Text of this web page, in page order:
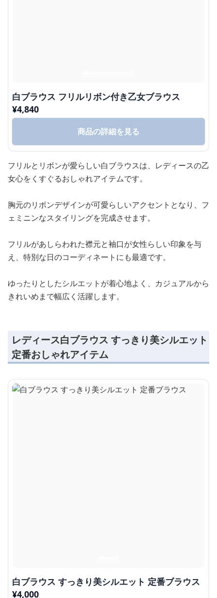
白ブラウス フリルリボン付き乙女ブラウス
¥4,840
商品の詳細を見る
フリルとリボンが愛らしい白ブラウスは、レディースの乙
女心をくすぐるおしゃれアイテムです。
胸元のリボンデザインが可愛らしいアクセントとなり、フ
ェミニンなスタイリングを完成させます。
フリルがあしらわれた襟元と袖口が女性らしい印象を与
え、特別な日のコーディネートにも最適です。
ゆったりとしたシルエットが着心地よく、カジュアルから
きれいめまで幅広く活躍します。
レディース白ブラウス すっきり美シルエット
定番おしゃれアイテム
白ブラウス すっきり美シルエット 定番ブラウス
¥4,000